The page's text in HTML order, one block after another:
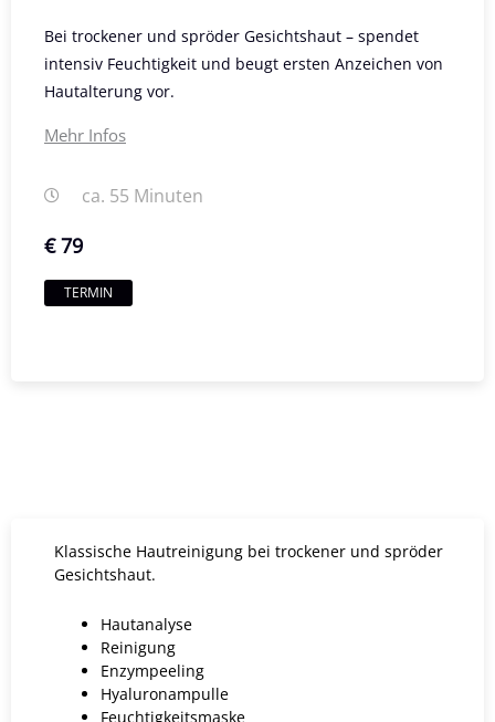
Bei trockener und spröder Gesichtshaut – spendet
intensiv Feuchtigkeit und beugt ersten Anzeichen von
Hautalterung vor.
Mehr Infos
ca. 55 Minuten
€ 79
TERMIN
Klassische Hautreinigung bei trockener und spröder
Gesichtshaut.
Hautanalyse
Reinigung
Enzympeeling
Hyaluronampulle
Feuchtigkeitsmaske